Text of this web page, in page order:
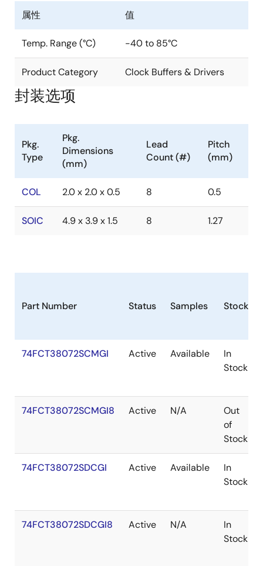
属性 值
Temp. Range (°C) -40 to 85°C
Product Category Clock Buffers & Drivers
封装选项
Pkg.
Type
Pkg.
Dimensions
(mm)
Lead
Count (#)
Pitch
(mm)
COL 2.0 x 2.0 x 0.5 8 0.5
SOIC 4.9 x 3.9 x 1.5 8 1.27
Part Number Status Samples Stock
74FCT38072SCMGI Active Available
In
Stock
74FCT38072SCMGI8 Active N/A
Out
of
Stock
74FCT38072SDCGI Active Available
In
Stock
74FCT38072SDCGI8 Active N/A
In
Stock